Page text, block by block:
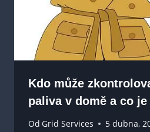
Kdo může
paliva v domě a co
Od Grid Services 5 dubna,